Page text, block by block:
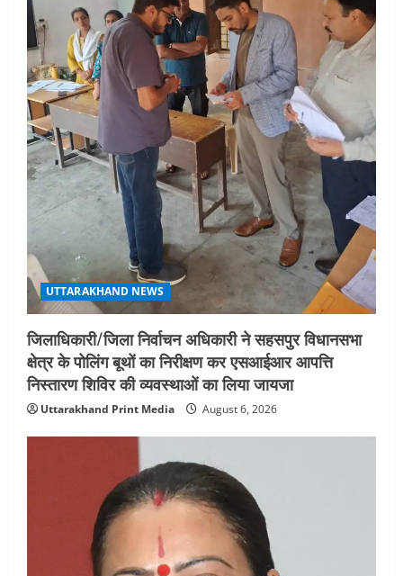
UTTARAKHAND NEWS
जिलाधिकारी/जिला निर्वाचन अधिकारी ने सहसपुर विधानसभा
क्षेत्र के पोलिंग बूथों का निरीक्षण कर एसआईआर आपत्ति
निस्तारण शिविर की व्यवस्थाओं का लिया जायजा
Uttarakhand Print Media August 6, 2026